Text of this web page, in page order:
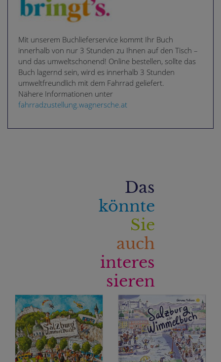
Mit unserem Buchlieferservice kommt Ihr Buch
innerhalb von nur 3 Stunden zu Ihnen auf den Tisch –
und das umweltschonend! Online bestellen, sollte das
Buch lagernd sein, wird es innerhalb 3 Stunden
umweltfreundlich mit dem Fahrrad geliefert.
Nähere Informationen unter
fahrradzustellung.wagnersche.at
Das
könnte
Sie
auch
interes
sieren